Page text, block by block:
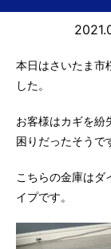
本日はさいたま市
した。
お客様はカギを紛
困りだったそうで
こちらの金庫はダ
イプです。